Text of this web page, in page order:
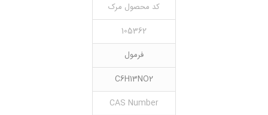
کد محصول مرک
105362
فرمول
C6H13NO2
CAS Number